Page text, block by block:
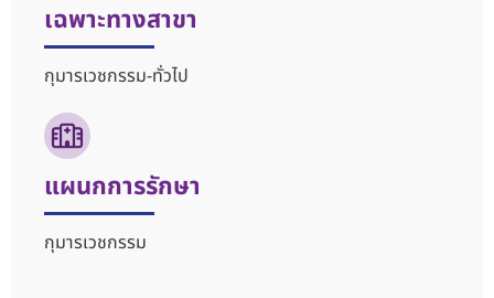
เฉพาะทางสาขา
กุมารเวชกรรม-ทั่วไป
แผนกการรักษา
กุมารเวชกรรม